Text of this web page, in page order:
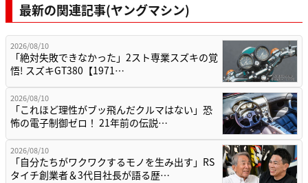
最新の関連記事(ヤングマシン)
2026/08/10
「絶対失敗できなかった」2スト専業スズキの覚
悟! スズキGT380【1971…
2026/08/10
「これほど理性がブッ飛んだクルマはない」恐
怖の電子制御ゼロ！ 21年前の伝説…
2026/08/10
「自分たちがワクワクするモノを生み出す」RS
タイチ創業者＆3代目社長が語る歴…